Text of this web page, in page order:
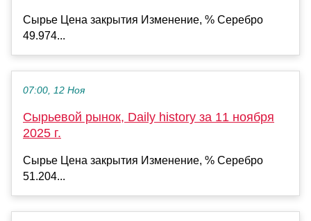
Сырье Цена закрытия Изменение, % Серебро
49.974...
07:00, 12 Ноя
Сырьевой рынок, Daily history за 11 ноября
2025 г.
Сырье Цена закрытия Изменение, % Серебро
51.204...